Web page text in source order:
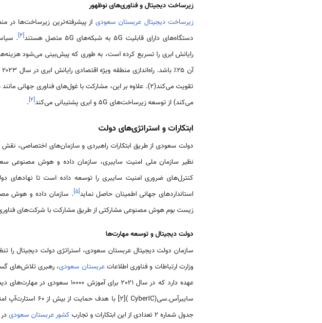
زیرساخت دیجیتال و فناوری‌های نوظهور
زیرساخت دیجیتال عربستان سعودی
دستگاه‌های دارای قابلیت 5G به شبکه‌های 5G متصل هستند
[۴]
می‌کند) از توسعه زیرساخت‌های 5G و ابری پشتیبانی می‌کند
[۴]
.
ابتکارات و استراتژی‌های دولت
دولت سعودی از طریق ابتکارات راهبردی و سازمان‌های اختصاصی،
نظیر سازمان ملی امنیت سایبری، سازمان داده و هوش مصنوعی
کنترل‌های ضروری امنیت سایبری را توسعه داده است تا نهادهای
استانداردهای جهانی اطمینان حاصل نماید[۵]
زیست بوم هوش مصنوعی مشارکتی از طریق مشارکت با شرکت‌های
دولت دیجیتال و توسعه مهارت‌ها
سازمان دولت دیجیتال عربستان سعودی، استراتژی دولت دیجیتال را
وزارت ارتباطات و فناوری اطلاعاتعربستان سعودی
عهده دارد که در سال 2021 برای آموزش 10000 سعودی در مهارت‌های دیجیتال از طریق مشارکت با گوگل، آمازون، اوراکل و آی‌بی‌ام آغاز شد
سایبرآس.سی(CyberIC )[2] با هدف حمایت از بیش از 60 استارت‌آپ امنیت سایبری، به تقویت بیشتر زیست بوم امنیت سایبری کمک می‌کند
جدول شماره 2 تعدادی از این ابتکارات و تجارب
کشور عربستان سعودی